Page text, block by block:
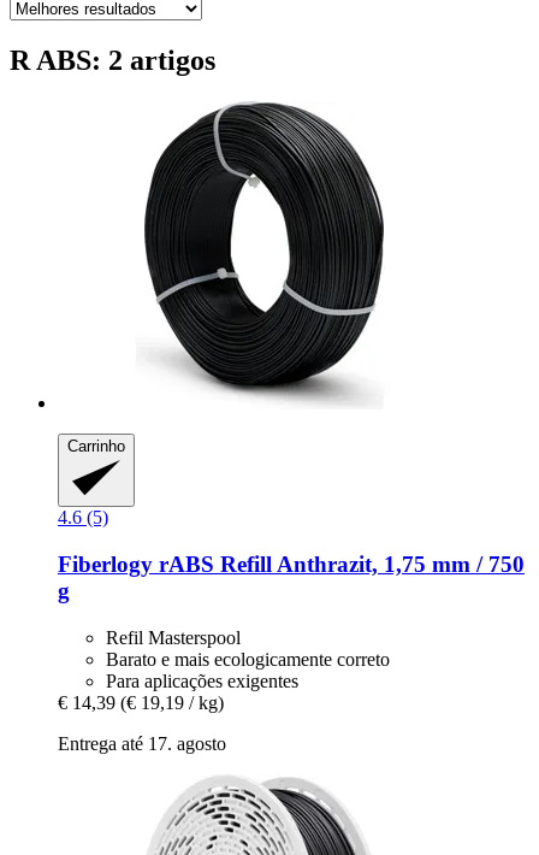
R ABS: 2 artigos
Carrinho
4.6 (5)
Fiberlogy rABS Refill Anthrazit, 1,75 mm / 750
g
Refil Masterspool
Barato e mais ecologicamente correto
Para aplicações exigentes
€ 14,39 (€ 19,19 / kg)
Entrega até 17. agosto